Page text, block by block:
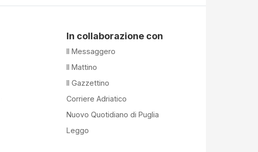
In collaborazione con
Il Messaggero
Il Mattino
Il Gazzettino
Corriere Adriatico
Nuovo Quotidiano di Puglia
Leggo